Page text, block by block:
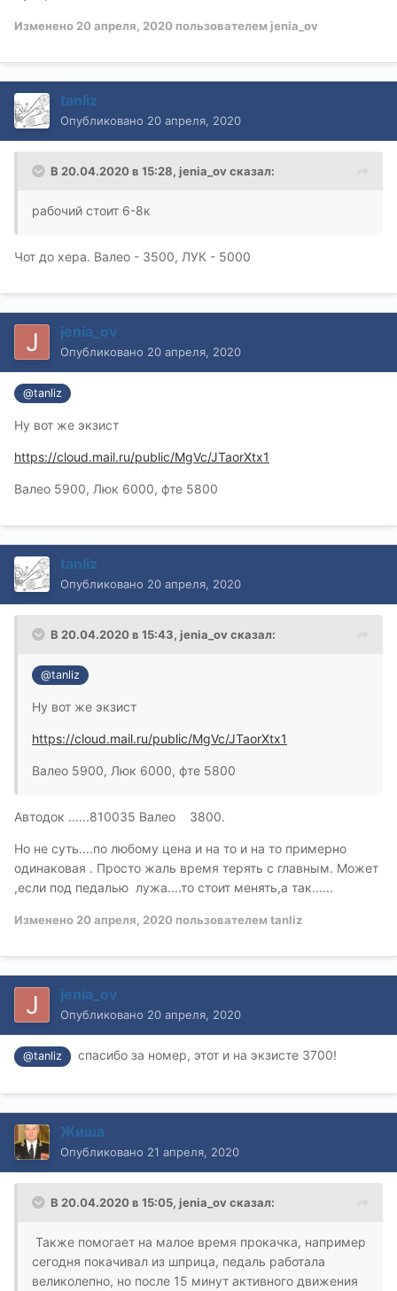
Изменено 20 апреля, 2020 пользователем jenia_ov
tanliz
Опубликовано 20 апреля, 2020
В 20.04.2020 в 15:28, jenia_ovсказал:
рабочий стоит 6-8к
Чот до хера. Валео - 3500, ЛУК - 5000
jenia_ov
Опубликовано 20 апреля, 2020
@tanliz
Ну вот же экзист
https://cloud.mail.ru/public/MgVc/JTaorXtx1
Валео 5900, Люк 6000, фте 5800
tanliz
Опубликовано 20 апреля, 2020
В 20.04.2020 в 15:43, jenia_ovсказал:
@tanliz
Ну вот же экзист
https://cloud.mail.ru/public/MgVc/JTaorXtx1
Валео 5900, Люк 6000, фте 5800
Автодок ......810035 Валео 3800.
Но не суть....по любому цена и на то и на то примерно
одинаковая . Просто жаль время терять с главным. Может
,если под педалью лужа....то стоит менять,а так......
Изменено 20 апреля, 2020 пользователем tanliz
jenia_ov
Опубликовано 20 апреля, 2020
@tanliz спасибо за номер, этот и на экзисте 3700!
Жиша
Опубликовано 21 апреля, 2020
В 20.04.2020 в 15:05, jenia_ovсказал:
Также помогает на малое время прокачка, например
сегодня покачивал из шприца, педаль работала
великолепно, но после 15 минут активного движения